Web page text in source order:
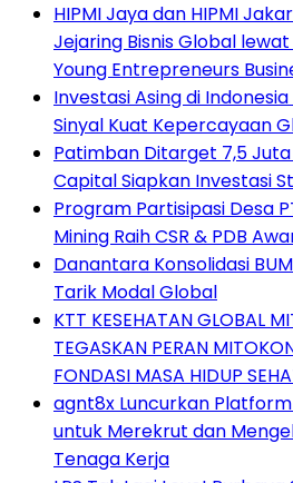
HIPMI Jaya dan HIPMI
Jejaring Bisnis Global
Young Entrepreneurs
Investasi Asing di
Sinyal Kuat Kepercayaan
Patimban Ditarget 7,5 Juta
Capital Siapkan Investasi
Program Partisipasi Desa
Mining Raih CSR & PDB
Danantara Konsolidasi
Tarik Modal Global
KTT KESEHATAN GLOBAL
TEGASKAN PERAN
FONDASI MASA HIDUP
agnt8x Luncurkan
untuk Merekrut dan
Tenaga Kerja